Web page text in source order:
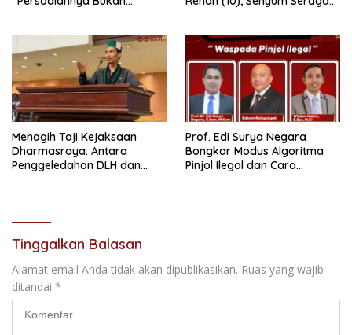
Menagih Taji Kejaksaan
Dharmasraya: Antara
Penggeledahan DLH dan
Prof. Edi Surya Negara
Bongkar Modus Algoritma
Pinjol Ilegal dan Cara
Tinggalkan Balasan
Alamat email Anda tidak akan dipublikasikan. Ruas yang wajib
ditandai *